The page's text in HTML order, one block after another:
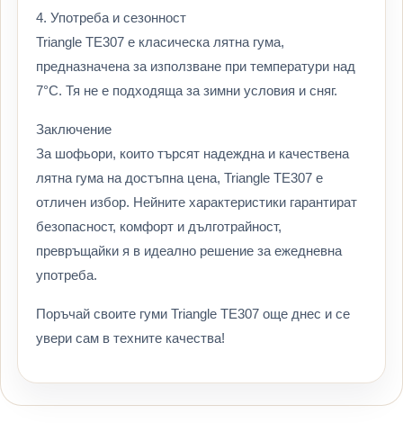
4. Употреба и сезонност
Triangle TE307 е класическа лятна гума,
предназначена за използване при температури над
7°C. Тя не е подходяща за зимни условия и сняг.
Заключение
За шофьори, които търсят надеждна и качествена
лятна гума на достъпна цена, Triangle TE307 е
отличен избор. Нейните характеристики гарантират
безопасност, комфорт и дълготрайност,
превръщайки я в идеално решение за ежедневна
употреба.
Поръчай своите гуми Triangle TE307 още днес и се
увери сам в техните качества!